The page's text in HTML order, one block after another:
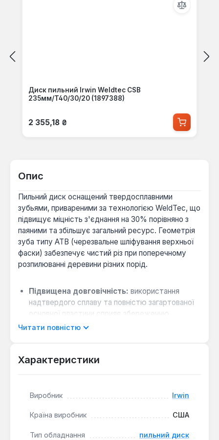
Диск пильний Irwin Weldtec CSB
235мм/T40/30/20 (1897388)
Звичайна ціна:
2 355,18 ₴
Опис
Пильний диск оснащений твердосплавними
зубьями, привареними за технологією WeldTec, що
підвищує міцність з'єднання на 30% порівняно з
паяними та збільшує загальний ресурс. Геометрія
зуба типу ATB (черезвальне шліфування верхньої
фаски) забезпечує чистий різ при поперечному
розпилюванні деревини різних порід.
Підвищена довговічність: використання
надтвердого сплаву та повністю загартованої
основної пластини сприяє збереженню
гостроти та точності різу.
дозволяє використовувати диск з посадочним
Диск діаметром 190 мм з 40 зубьями призначений
ДСП, фанери. Він підходить для використання з
ручними циркулярними пилами та стаціонарним
Читати повністю
Характеристики
Виробник Irwin
Країна виробник США
Тип обладнання пильний диск